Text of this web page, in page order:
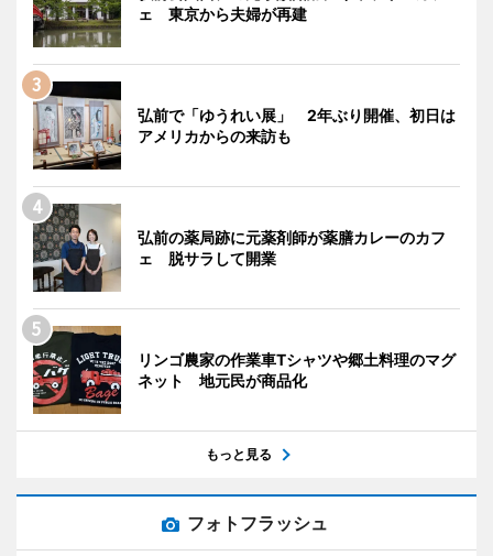
ェ 東京から夫婦が再建
弘前で「ゆうれい展」 2年ぶり開催、初日は
アメリカからの来訪も
弘前の薬局跡に元薬剤師が薬膳カレーのカフ
ェ 脱サラして開業
リンゴ農家の作業車Tシャツや郷土料理のマグ
ネット 地元民が商品化
もっと見る
フォトフラッシュ